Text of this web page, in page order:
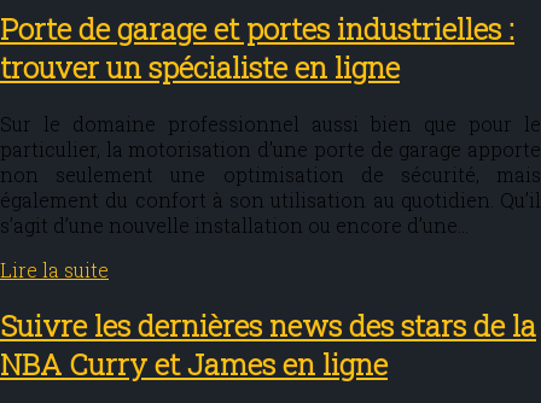
Porte de garage et portes industrielles :
trouver un spécialiste en ligne
Sur le domaine professionnel aussi bien que pour le
particulier, la motorisation d’une porte de garage apporte
non seulement une optimisation de sécurité, mais
également du confort à son utilisation au quotidien. Qu’il
s’agit d’une nouvelle installation ou encore d’une…
Lire la suite
Suivre les dernières news des stars de la
NBA Curry et James en ligne